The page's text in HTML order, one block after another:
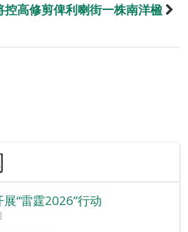
控高修剪俾利喇街一株南洋楹
“雷霆2026”行动